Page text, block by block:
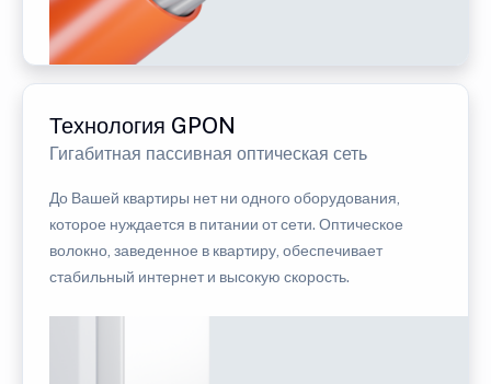
Технология GPON
Гигабитная пассивная оптическая сеть
До Вашей квартиры нет ни одного оборудования,
которое нуждается в питании от сети. Оптическое
волокно, заведенное в квартиру, обеспечивает
стабильный интернет и высокую скорость.